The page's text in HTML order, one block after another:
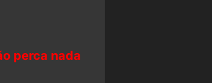
perca nada